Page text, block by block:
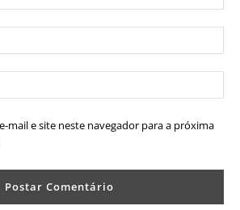
mail e site neste navegador para a próxima